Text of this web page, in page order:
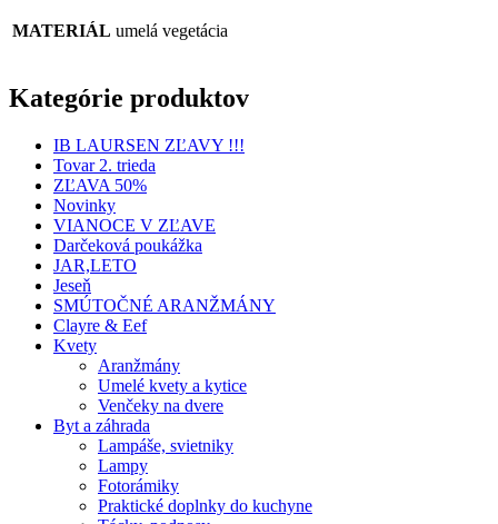
MATERIÁL umelá vegetácia
Kategórie produktov
IB LAURSEN ZĽAVY !!!
Tovar 2. trieda
ZĽAVA 50%
Novinky
VIANOCE V ZĽAVE
Darčeková poukážka
JAR,LETO
Jeseň
SMÚTOČNÉ ARANŽMÁNY
Clayre & Eef
Kvety
Aranžmány
Umelé kvety a kytice
Venčeky na dvere
Byt a záhrada
Lampáše, svietniky
Lampy
Fotorámiky
Praktické doplnky do kuchyne